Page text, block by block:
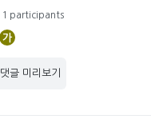
1 participants
가
댓글 미리보기